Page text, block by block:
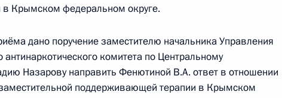
Российской Федерации заместителем руководителя
антинаркотического комитета – начальником
федеральному округу Геннадием Удовиченко
Федерации по приёму граждан в Москве
Крымском федеральном округе.
дано поручение заместителю начальника Управления
антинаркотического комитета по Центральному
Назарову направить Фенютиной В.А. ответ в отношении
поддерживающей терапии в Крымском